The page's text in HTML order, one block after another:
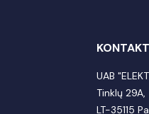
UAB
Tinklų 29A,
LT-35115